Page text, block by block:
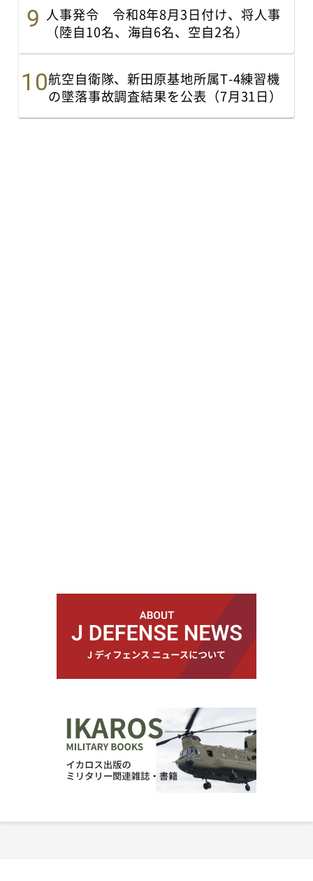
人事発令 令和8年8月3日付け、将人事
（陸自10名、海自6名、空自2名）
航空自衛隊、新田原基地所属T-4練習機
の墜落事故調査結果を公表（7月31日）